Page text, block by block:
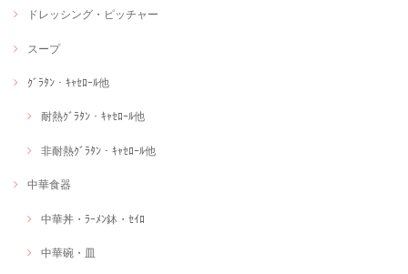
ドレッシング・ピッチャー
スープ
ｸﾞﾗﾀﾝ・ｷｬｾﾛｰﾙ他
耐熱ｸﾞﾗﾀﾝ・ｷｬｾﾛｰﾙ他
非耐熱ｸﾞﾗﾀﾝ・ｷｬｾﾛｰﾙ他
中華食器
中華丼・ﾗｰﾒﾝ鉢・ｾｲﾛ
中華碗・皿